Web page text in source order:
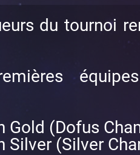
du tournoi
Gold (Dofus
Silver (Silver